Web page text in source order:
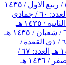
العدد: ٥٨ / ربيع الاول / ١٤٣٥
العدد: ٦٠ / جمادى
العدد: ٦٥ / ذي القعدة /
العدد: ٦٧ /